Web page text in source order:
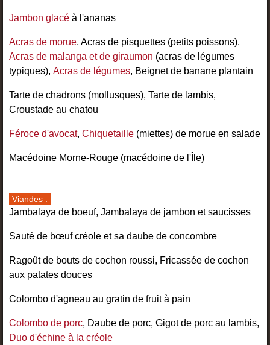
Jambon glacé à l'ananas
Acras de morue, Acras de pisquettes (petits poissons),
Acras de malanga et de giraumon (acras de légumes
typiques), Acras de légumes, Beignet de banane plantain
Tarte de chadrons (mollusques), Tarte de lambis,
Croustade au chatou
Féroce d'avocat, Chiquetaille (miettes) de morue en salade
Macédoine Morne-Rouge (macédoine de l'Île)
Viandes :
Jambalaya de boeuf, Jambalaya de jambon et saucisses
Sauté de bœuf créole et sa daube de concombre
Ragoût de bouts de cochon roussi, Fricassée de cochon
aux patates douces
Colombo d'agneau au gratin de fruit à pain
Colombo de porc, Daube de porc, Gigot de porc au lambis,
Duo d'échine à la créole